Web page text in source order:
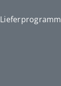
Lieferprogramm